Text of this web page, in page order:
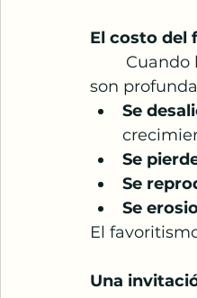
El costo del
son
Se
Se
Se
Se
El
Una